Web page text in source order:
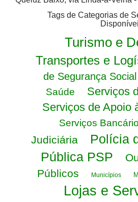
Tags de Categorias de
Turismo e
Transportes e
de Segurança Social
Saúde
Serviços
Serviços de Apoio
Serviços
Judiciária
Polícia
Pública PSP
Públicos
Municípios
Lojas e